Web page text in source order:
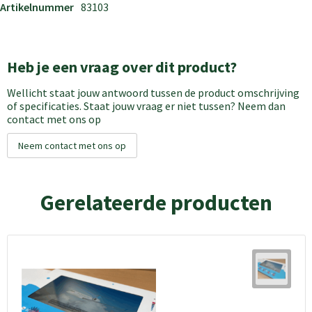
Artikelnummer 83103
Heb je een vraag over dit product?
Wellicht staat jouw antwoord tussen de product omschrijving
of specificaties. Staat jouw vraag er niet tussen? Neem dan
contact met ons op
Neem contact met ons op
Gerelateerde producten